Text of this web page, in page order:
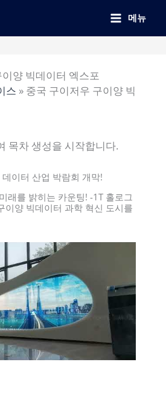
메뉴
양 빅데이터 엑스포
스 » 중국 구이저우 구이양 빅
목차 생성을 시작합니다.
이터 산업 박람회 개막!
래를 밝히는 카운팅! -1T 홀로그
이양 빅데이터 과학 혁신 도시를